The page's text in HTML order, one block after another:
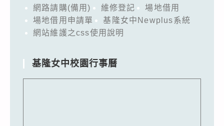
網路請購(備用)
維修登記
場地借用
場地借用申請單
基隆女中Newplus系統
網站維護之css使用說明
基隆女中校園行事曆